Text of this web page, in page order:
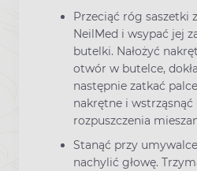
Przeciąć róg saszetki
NeilMed i wsypać jej
butelki. Nałożyć
otwór w butelce,
następnie zatkać
nakrętne i
rozpuszczenia
Stanąć przy
nachylić głowę.